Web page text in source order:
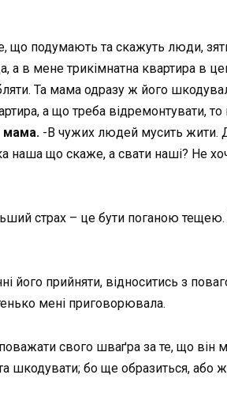
що подумають та скажуть люди,
в мене трикімнатна квартира в
Та мама одразу ж його
а що треба відремонтувати, то
мама. -В чужих людей мусить жити.
наша що скаже, а свати наші? Не
страх – це бути поганою
його прийняти, відноситись з
мені приговорювала.
свого шваґра за те, що він
шкодувати; бо ще образиться, або